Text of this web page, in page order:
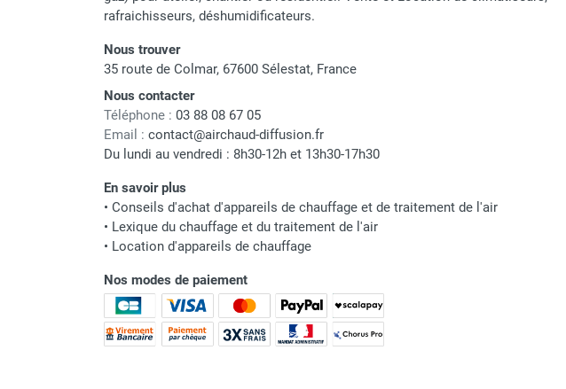
Chauffage électrique infrarouge
Chauffage électrique par convection
Chauffage mobile au fioul et GNR
cheminée et réservoir intégré
Chauffage fioul soufflant avec
cheminée à raccorder sur citerne
cheminée à combustion directe
Chauffage fioul
infrarouge/rayonnant
Chauffage mobile au gaz propane /
butane
Chauffage mobile au gaz à
combustion directe
Chauffage mobile au gaz à
rafraichisseurs, déshumidificateurs.
Nous trouver
35 route de Colmar, 67600 Sélestat, France
Nous contacter
Téléphone : 03 88 08 67 05
Email : contact@airchaud-diffusion.fr
Du lundi au vendredi : 8h30-12h et 13h30-17h30
En savoir plus
• Conseils d'achat d'appareils de chauffage et de traitement de l'air
• Lexique du chauffage et du traitement de l'air
• Location d'appareils de chauffage
Nos modes de paiement